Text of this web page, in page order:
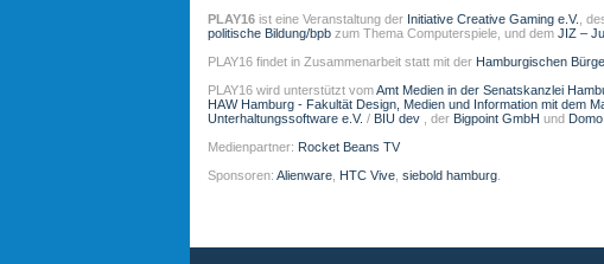
PLAY16 ist eine Veranstaltung der Initiative Creative Gaming e.V. ,
politische Bildung/bpb zum Thema Computerspiele, und dem JIZ –
PLAY16 findet in Zusammenarbeit statt mit der Hamburgischen
PLAY16 wird unterstützt vomAmt Medien in der Senatskanzlei
HAW Hamburg - Fakultät Design, Medien und Information mit dem
Unterhaltungssoftware e.V. / BIU dev , der Bigpoint GmbH und
Medienpartner: Rocket Beans TV
Sponsoren: Alienware HTC Vive siebold hamburg